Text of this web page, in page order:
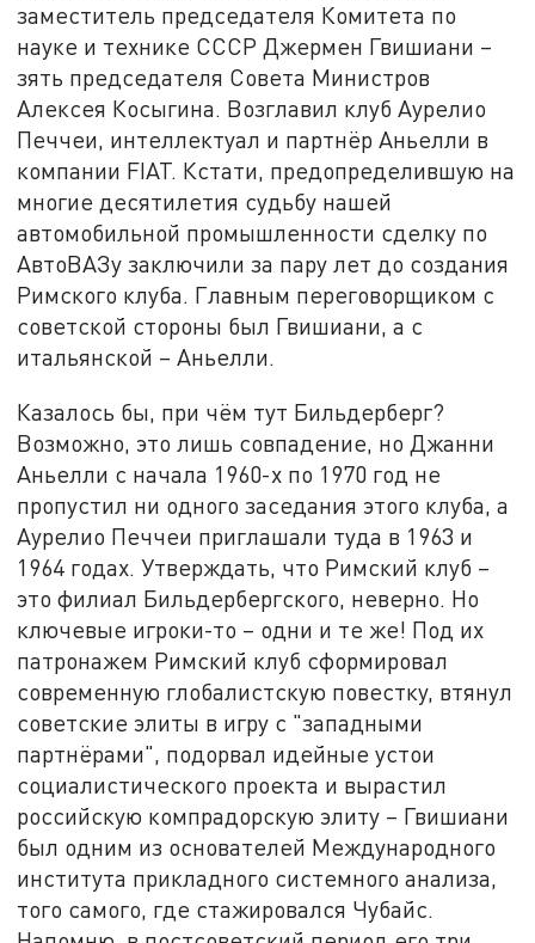
заместитель председателя Комитета по
науке и технике СССР Джермен Гвишиани –
зять председателя Совета Министров
Алексея Косыгина. Возглавил клуб Аурелио
Печчеи, интеллектуал и партнёр Аньелли в
компании FIAT. Кстати, предопределившую на
многие десятилетия судьбу нашей
автомобильной промышленности сделку по
АвтоВАЗу заключили за пару лет до создания
Римского клуба. Главным переговорщиком с
советской стороны был Гвишиани, а с
итальянской – Аньелли.
Казалось бы, при чём тут Бильдерберг?
Возможно, это лишь совпадение, но Джанни
Аньелли с начала 1960-х по 1970 год не
пропустил ни одного заседания этого клуба, а
Аурелио Печчеи приглашали туда в 1963 и
1964 годах. Утверждать, что Римский клуб –
это филиал Бильдербергского, неверно. Но
ключевые игроки-то – одни и те же! Под их
патронажем Римский клуб сформировал
современную глобалистскую повестку, втянул
советские элиты в игру с "западными
партнёрами", подорвал идейные устои
социалистического проекта и вырастил
российскую компрадорскую элиту – Гвишиани
был одним из основателей Международного
института прикладного системного анализа,
того самого, где стажировался Чубайс.